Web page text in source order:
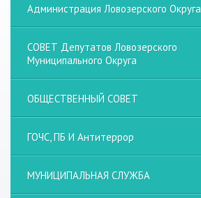
Администрация Ловозерского Округа
СОВЕТ Депутатов Ловозерского
Муниципального Округа
ОБЩЕСТВЕННЫЙ СОВЕТ
ГОЧС, ПБ И Антитеррор
МУНИЦИПАЛЬНАЯ СЛУЖБА